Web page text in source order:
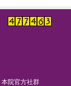
本院官方社群